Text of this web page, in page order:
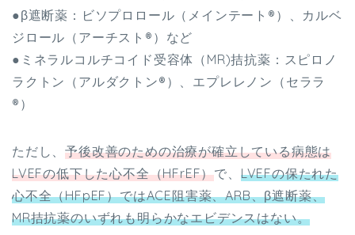
●β遮断薬：ビソプロロール（メインテート®）、カルベ
ジロール（アーチスト®）など
●ミネラルコルチコイド受容体（MR)拮抗薬：スピロノ
ラクトン（アルダクトン®）、エプレレノン（セララ
®）
ただし、予後改善のための治療が確立している病態は
LVEFの低下した心不全（HFrEF）で、 LVEFの保たれた
心不全（HFpEF）ではACE阻害薬、ARB、β遮断薬、
MR拮抗薬のいずれも明らかなエビデンスはない。